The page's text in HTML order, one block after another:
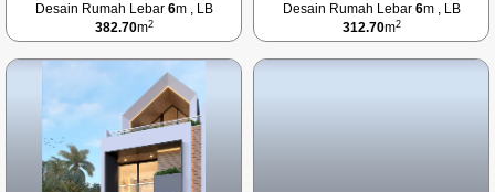
Desain Rumah Lebar 6m , LB
382.70m2
Desain Rumah Lebar 6m , LB
312.70m2